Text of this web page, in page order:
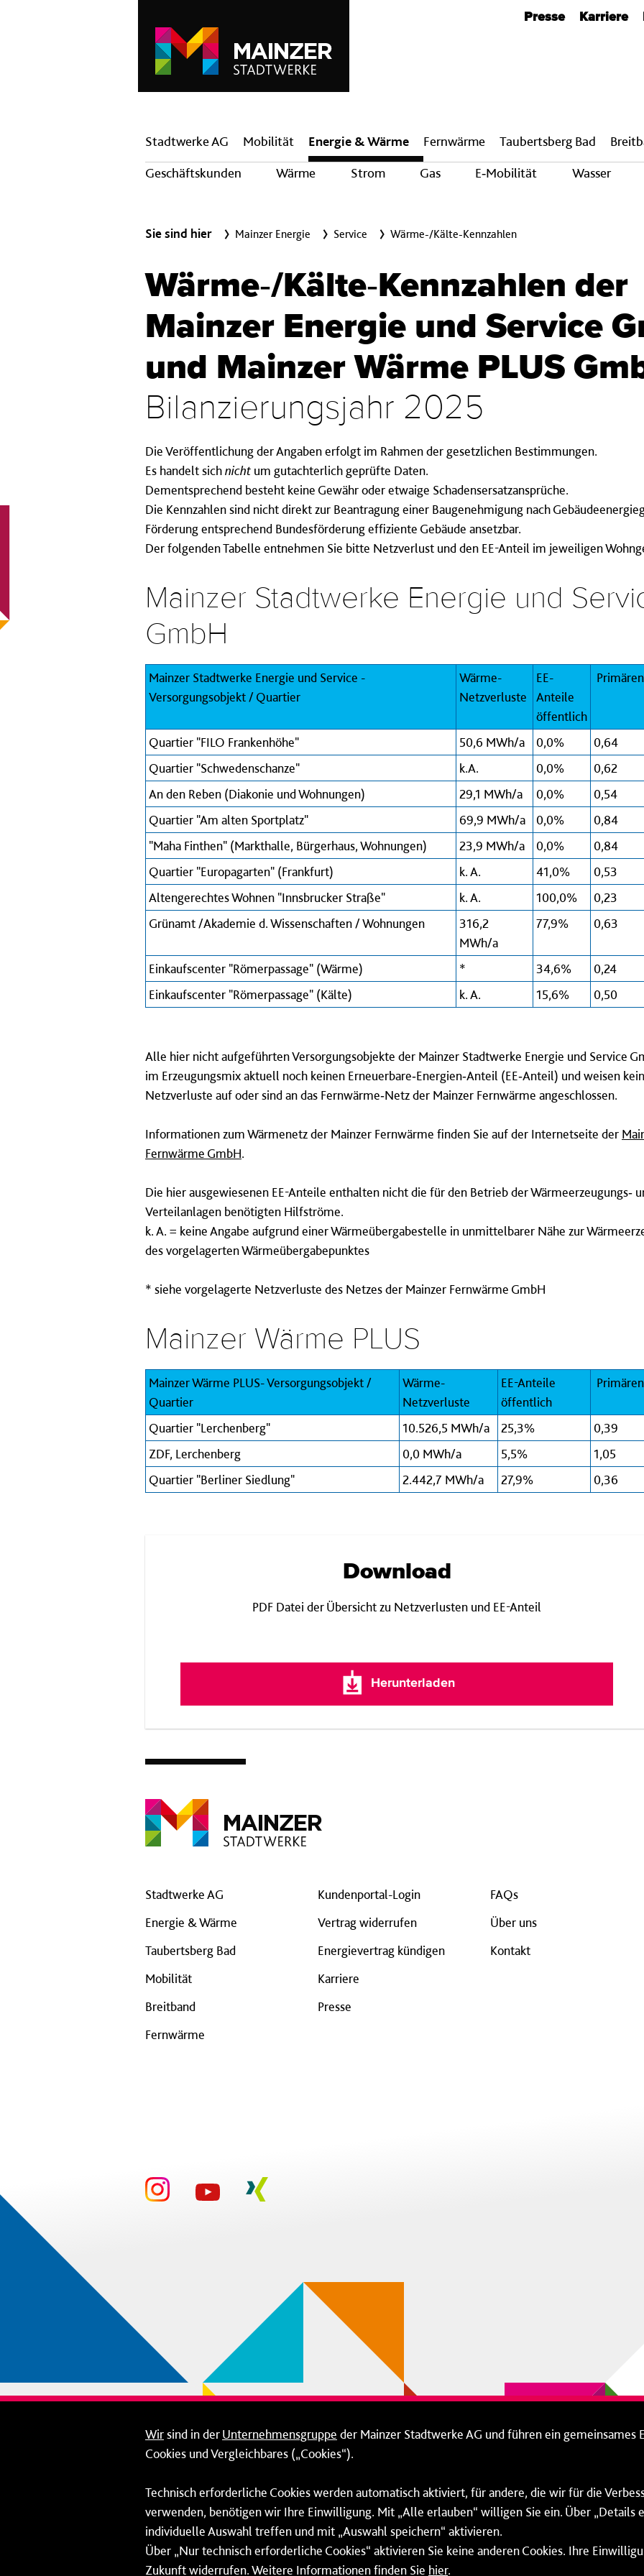
Presse Karriere
Hauptnavigation
Stadtwerke AG Mobilität
Energie & Wärme
Geschäftskunden
Wärme Strom Gas E‑Mobilität Wasser
Fern­wärme Taubertsberg Bad
Sie sind hier Mainzer Energie Service Wärme-/Kälte-Kennzahlen
Wärme‐/Kälte‐Kennzahlen der
Mainzer Energie und Service
und Mainzer Wärme PLUS
Bilanzierungsjahr 2025
Die Veröffentlichung der Angaben erfolgt im Rahmen der gesetzlichen Bestimmungen.
Es handelt sichnicht um gutachterlich geprüfte Daten.
Dementsprechend besteht keine Gewähr oder etwaige Schadensersatzansprüche.
Die Kennzahlen sind nicht direkt zur Beantragung einer Baugenehmigung nach
Förderung entsprechend Bundesförderung effiziente Gebäude ansetzbar.
Der folgenden Tabelle entnehmen Sie bitte Netzverlust und den EE-Anteil im jeweiligen
Mainzer Stadtwerke Energie und
GmbH
Mainzer Stadtwerke Energie und Service -
Versorgungsobjekt / Quartier
Wärme-
Netzverluste
EE-
Anteile
öffentlich
Quartier "FILO Frankenhöhe" 50,6 MWh/a 0,0%
0,64
Quartier "Schwedenschanze"
k.A. 0,0%
0,62
An den Reben (Diakonie und Wohnungen)
29,1 MWh/a 0,0%
0,54
Quartier "Am alten Sportplatz"
69,9 MWh/a 0,0%
0,84
"Maha Finthen" (Markthalle, Bürgerhaus, Wohnungen)
23,9 MWh/a 0,0%
0,84
Quartier "Europagarten" (Frankfurt)
k. A. 41,0%
0,53
Altengerechtes Wohnen "Innsbrucker Straße"
k. A. 100,0%
0,23
Grünamt /Akademie d. Wissenschaften / Wohnungen
316,2
MWh/a
77,9% 0,63
Einkaufscenter "Römerpassage" (Wärme) * 34,6%
0,24
Einkaufscenter "Römerpassage" (Kälte)
k. A. 15,6% 0,50
Alle hier nicht aufgeführten Versorgungsobjekte der Mainzer Stadtwerke Energie und Service
im Erzeugungsmix aktuell noch keinen Erneuerbare‐Energien‐Anteil (EE‐Anteil) und weisen
Netzverluste auf oder sind an das Fernwärme‐Netz der Mainzer Fernwärme angeschlossen.
Informationen zum Wärmenetz der Mainzer Fernwärme finden Sie auf der Internetseite der
Fernwärme GmbH.
Die hier ausgewiesenen EE-Anteile enthalten nicht die für den Betrieb der Wärmeerzeugungs‐
Verteilanlagen benötigten Hilfströme.
k. A. = keine Angabe aufgrund einer Wärmeübergabestelle in unmittelbarer Nähe zur
des vorgelagerten Wärmeübergabepunktes
* siehe vorgelagerte Netzverluste des Netzes der Mainzer Fernwärme GmbH
Mainzer Wärme PLUS
Mainzer Wärme PLUS- Versorgungsobjekt /
Quartier
Wärme-
Netzverluste
EE-Anteile
öffentlich
Quartier "Lerchenberg" 10.526,5 MWh/a 25,3%
0,39
ZDF, Lerchenberg
0,0 MWh/a 5,5%
1,05
Quartier "Berliner Siedlung"
2.442,7 MWh/a 27,9% 0,36
Download
PDF Datei der Übersicht zu Netzverlusten und EE-Anteil
Herunterladen
Stadtwerke AG
Energie & Wärme
Taubertsberg Bad
Mobilität
Breitband
Fernwärme
Kundenportal-Login
Vertrag widerrufen
Energievertrag kündigen
Karriere
Presse
FAQs
Über uns
Kontakt
Wirsind in derUnternehmensgruppe der Mainzer Stadtwerke AG und führen ein
Cookies und Vergleichbares („Cookies“).
Technisch erforderliche Cookies werden automatisch aktiviert, für andere, die wir für die
verwenden, benötigen wir Ihre Einwilligung. Mit „Alle erlauben“ willigen Sie ein. Über „Details
individuelle Auswahl treffen und mit „Auswahl speichern“ aktivieren.
Über „Nur technisch erforderliche Cookies“ aktivieren Sie keine anderen Cookies. Ihre
Zukunft widerrufen. Weitere Informationen finden Sie hier.